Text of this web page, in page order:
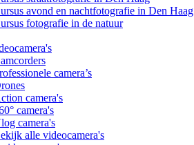
avond en nachtfotografie in Den Haag
fotografie in de natuur
camera’s
camera's
camera's
camera's
alle videocamera's